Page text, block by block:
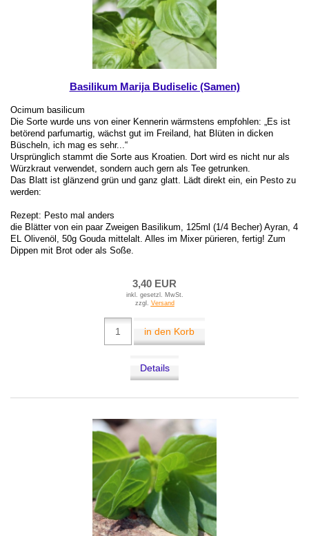
Basilikum Marija Budiselic (Samen)
Ocimum basilicum
Die Sorte wurde uns von einer Kennerin wärmstens empfohlen: „Es ist
betörend parfumartig, wächst gut im Freiland, hat Blüten in dicken
Büscheln, ich mag es sehr...“
Ursprünglich stammt die Sorte aus Kroatien. Dort wird es nicht nur als
Würzkraut verwendet, sondern auch gern als Tee getrunken.
Das Blatt ist glänzend grün und ganz glatt. Lädt direkt ein, ein Pesto zu
werden:
Rezept: Pesto mal anders
die Blätter von ein paar Zweigen Basilikum, 125ml (1/4 Becher) Ayran, 4
EL Olivenöl, 50g Gouda mittelalt. Alles im Mixer pürieren, fertig! Zum
Dippen mit Brot oder als Soße.
3,40 EUR
inkl. gesetzl. MwSt.
zzgl. Versand
in den Korb
Details